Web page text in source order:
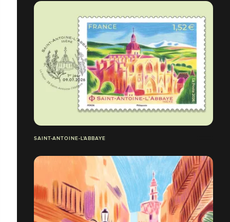
SAINT-ANTOINE-L'ABBAYE